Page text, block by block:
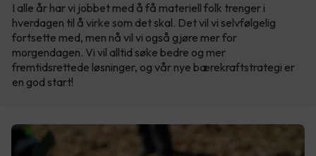
I alle år har vi jobbet med å få materiell folk trenger i
hverdagen til å virke som det skal. Det vil vi selvfølgelig
fortsette med, men nå vil vi også gjøre mer for
morgendagen. Vi vil alltid søke bedre og mer
fremtidsrettede løsninger, og vår nye bærekraftstrategi er
en god start!